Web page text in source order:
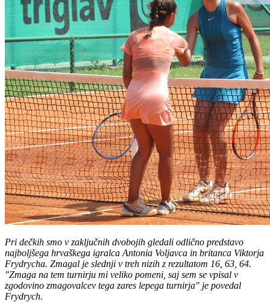
Pri dečkih smo v zaključnih dvobojih gledali odlično predstavo
najboljšega hrvaškega igralca Antonia Voljavca in britanca Viktorja
Frydrycha. Zmagal je slednji v treh nizih z rezultatom 16, 63, 64.
"Zmaga na tem turnirju mi veliko pomeni, saj sem se vpisal v
zgodovino zmagovalcev tega zares lepega turnirja" je povedal
Frydrych.